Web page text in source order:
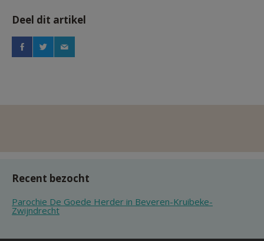
Deel dit artikel
Recent bezocht
Parochie De Goede Herder in Beveren-Kruibeke-
Zwijndrecht